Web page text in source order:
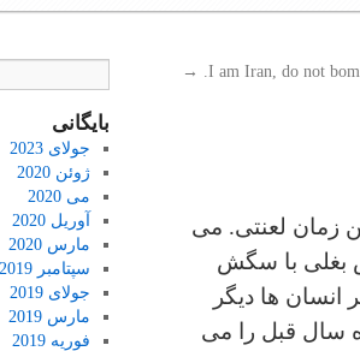
I am Iran, do not
→
زمان لعنتی. می
بغلی با سگش
ها دیگر
سال قبل را می
بایگانی
جولای 2023
ژوئن 2020
می 2020
آوریل 2020
مارس 2020
سپتامبر 2019
جولای 2019
مارس 2019
فوریه 2019